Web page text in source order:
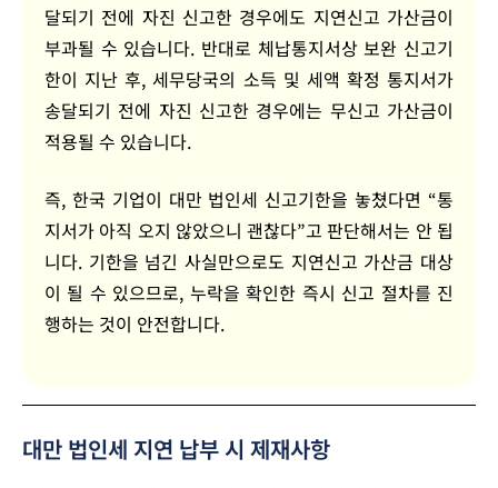
달되기 전에 자진 신고한 경우에도 지연신고 가산금이
부과될 수 있습니다. 반대로 체납통지서상 보완 신고기
한이 지난 후, 세무당국의 소득 및 세액 확정 통지서가
송달되기 전에 자진 신고한 경우에는 무신고 가산금이
적용될 수 있습니다.
즉, 한국 기업이 대만 법인세 신고기한을 놓쳤다면 “통
지서가 아직 오지 않았으니 괜찮다”고 판단해서는 안 됩
니다. 기한을 넘긴 사실만으로도 지연신고 가산금 대상
이 될 수 있으므로, 누락을 확인한 즉시 신고 절차를 진
행하는 것이 안전합니다.
대만 법인세 지연 납부 시 제재사항